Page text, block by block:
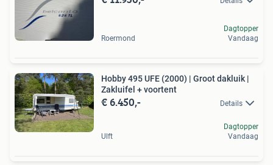
Roermond
Dagtopper
Vandaag
Hobby 495 UFE (2000) | Groot dakluik |
Zakluifel + voortent
€ 6.450,- Details
Ulft
Dagtopper
Vandaag